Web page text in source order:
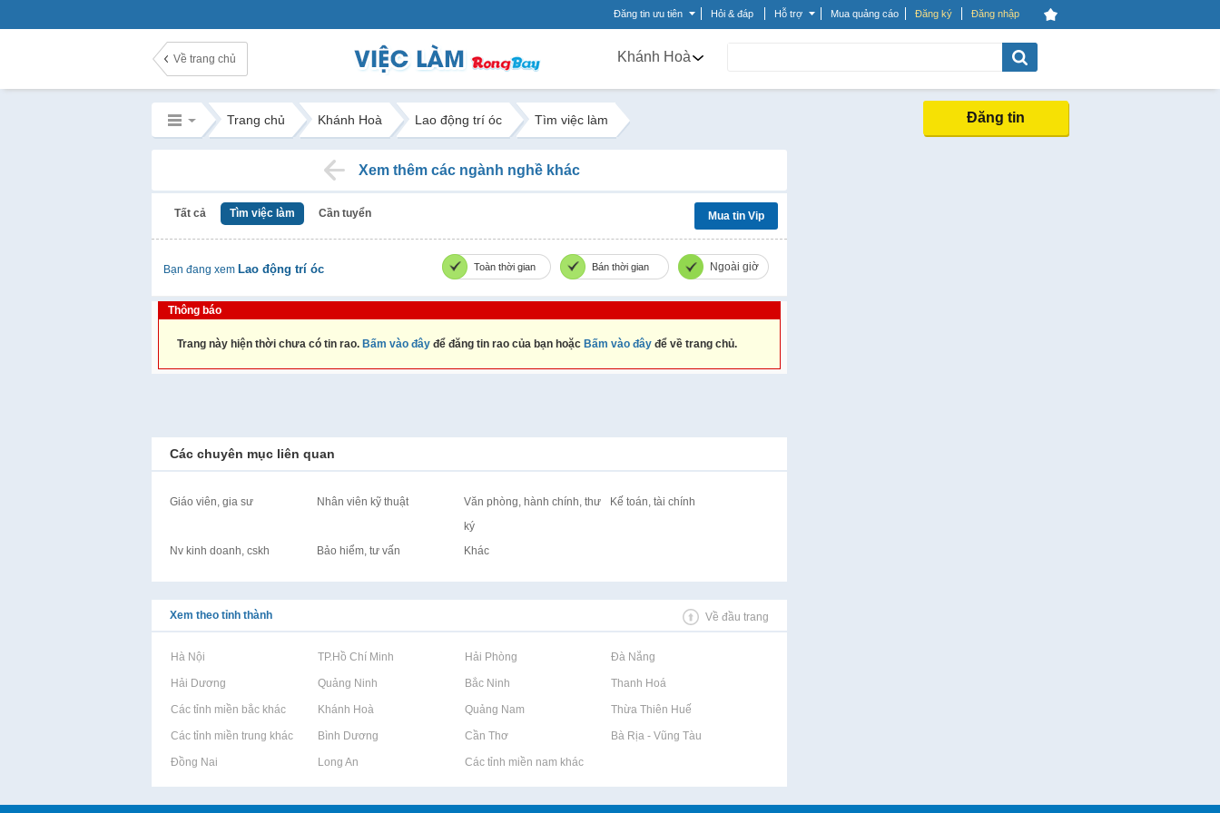
Đăng tin ưu tiên Hỏi & đáp Hỗ trợ Mua quảng cáo Đăng ký Đăng nhập
Về trang chủ Khánh Hoà
Trang chủ Khánh Hoà Lao động trí óc Tìm việc làm Đăng tin
Xem thêm các ngành nghề khác
Tất cả Tìm việc làm Cần tuyển Mua tin Vip
Bạn đang xem Lao động trí óc Toàn thời gian Bán thời gian Ngoài giờ
Thông báo
Trang này hiện thời chưa có tin rao. Bấm vào đây để đăng tin rao của bạn hoặc Bấm vào đây để về trang chủ.
Các chuyên mục liên quan
Giáo viên, gia sư Nhân viên kỹ thuật
Văn phòng, hành chính, thư
ký
Kế toán, tài chính
Nv kinh doanh, cskh Bảo hiểm, tư vấn Khác
Xem theo tỉnh thành Về đầu trang
Rao vặt tại Hà Nội Rao vặt tại TP.Hồ Chí Minh Rao vặt tại Hải Phòng Rao vặt tại Đà Nẵng
Rao vặt tại Hải Dương Rao vặt tại Quảng Ninh Rao vặt tại Bắc Ninh Rao vặt tại Thanh Hoá
Rao vặt tại Các tỉnh miền bắc khácRao vặt tại Khánh Hoà Rao vặt tại Quảng Nam Rao vặt tại Thừa Thiên Huế
Rao vặt tại Các tỉnh miền trung khácRao vặt tại Bình Dương Rao vặt tại Cần Thơ Rao vặt tại Bà Rịa - Vũng Tàu
Rao vặt tại Đồng Nai Rao vặt tại Long An Rao vặt tại Các tỉnh miền nam khác